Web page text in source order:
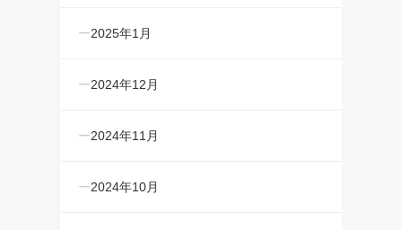
2025年1月
2024年12月
2024年11月
2024年10月